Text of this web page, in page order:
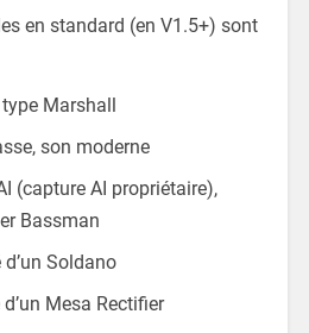
en standard (en V1.5+) sont
Marshall
son moderne
(capture AI propriétaire),
Bassman
Soldano
Mesa Rectifier